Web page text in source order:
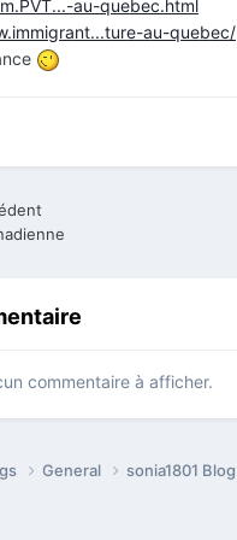
au-quebec.html
au-quebec/
commentaire à afficher.
General sonia1801 Blog